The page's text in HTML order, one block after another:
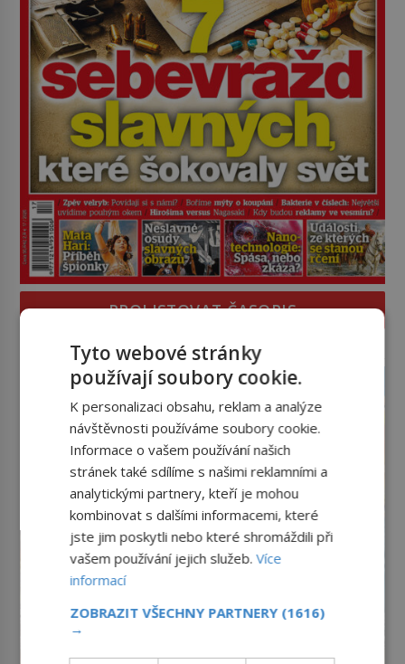
PROLISTOVAT ČASOPIS
reklama
Tyto webové stránky
používají soubory cookie.
K personalizaci obsahu, reklam a analýze
návštěvnosti používáme soubory cookie.
Informace o vašem používání našich
stránek také sdílíme s našimi reklamními a
analytickými partnery, kteří je mohou
kombinovat s dalšími informacemi, které
jste jim poskytli nebo které shromáždili při
vašem používání jejich služeb.Více
informací
ZOBRAZIT VŠECHNY PARTNERY (1616)
→